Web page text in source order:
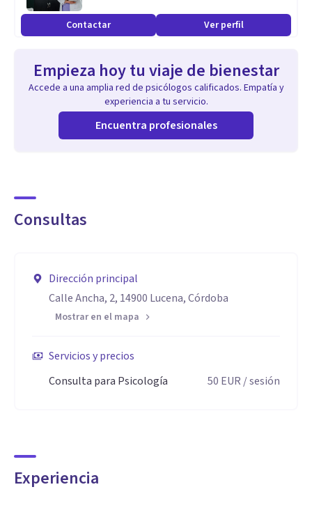
con tecnología de neuromodulación no invasiva para tratar
de forma más eficaz el dolor crónico, las alteraciones
nervioso autónomo.
Contactar Ver perfil
Empieza hoy tu viaje de bienestar
Accede a una amplia red de psicólogos calificados. Empatía y
experiencia a tu servicio.
Encuentra profesionales
Consultas
Dirección principal
Calle Ancha, 2, 14900 Lucena, Córdoba
Mostrar en el mapa
Servicios y precios
Consulta para Psicología
50 EUR / sesión
Experiencia